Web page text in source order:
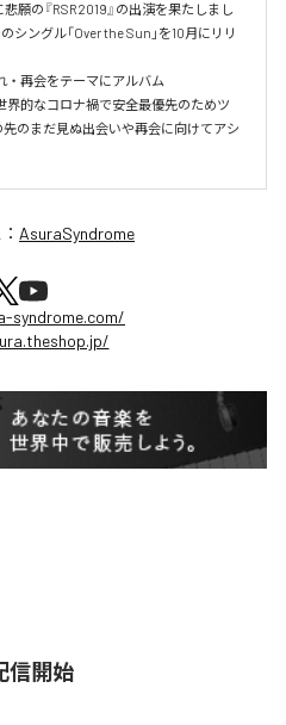
願の『RSR2019』の出演を果たしまし
ングル「Over the Sun」を10月にリリ
再会をテーマにアルバム
界的なコロナ禍で安全最優先のためツ
のまだ見ぬ出会いや再会に向けてアシ
AsuraSyndrome
syndrome.com/
信開始